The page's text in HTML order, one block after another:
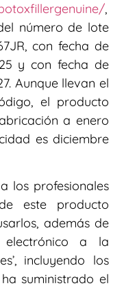
,
número de lote
con fecha de
y con fecha de
Aunque llevan el
el producto
a enero
es diciembre
los profesionales
este producto
además de
electrónico a la
incluyendo los
suministrado el